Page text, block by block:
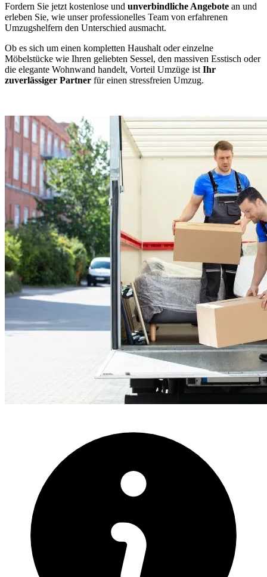
Fordern Sie jetzt kostenlose und unverbindliche Angebote an und
erleben Sie, wie unser professionelles Team von erfahrenen
Umzugshelfern den Unterschied ausmacht.
Ob es sich um einen kompletten Haushalt oder einzelne
Möbelstücke wie Ihren geliebten Sessel, den massiven Esstisch oder
die elegante Wohnwand handelt, Vorteil Umzüge ist Ihr
zuverlässiger Partner für einen stressfreien Umzug.